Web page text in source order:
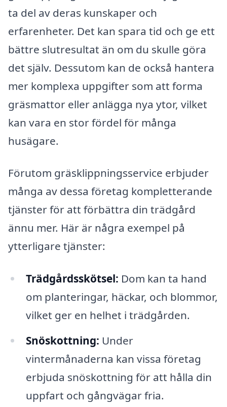
ta del av deras kunskaper och
erfarenheter. Det kan spara tid och ge ett
bättre slutresultat än om du skulle göra
det själv. Dessutom kan de också hantera
mer komplexa uppgifter som att forma
gräsmattor eller anlägga nya ytor, vilket
kan vara en stor fördel för många
husägare.
Förutom gräsklippningsservice erbjuder
många av dessa företag kompletterande
tjänster för att förbättra din trädgård
ännu mer. Här är några exempel på
ytterligare tjänster:
Trädgårdsskötsel: Dom kan ta hand
om planteringar, häckar, och blommor,
vilket ger en helhet i trädgården.
Snöskottning: Under
vintermånaderna kan vissa företag
erbjuda snöskottning för att hålla din
uppfart och gångvägar fria.